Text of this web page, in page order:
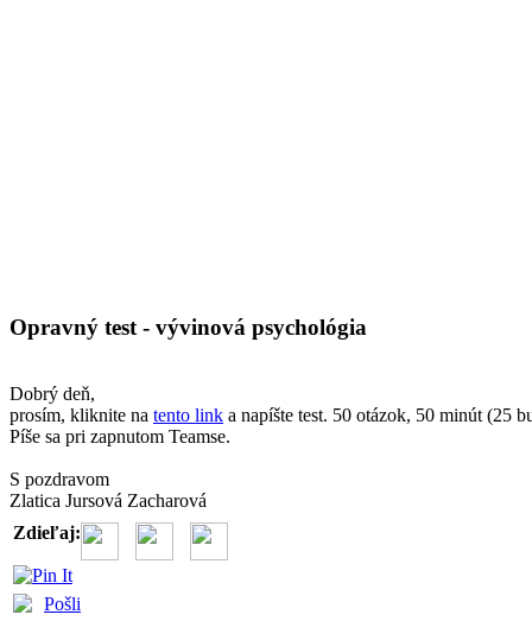
Opravný test - vývinová psychológia
Dobrý deň,
prosím, kliknite na tento link a napíšte test. 50 otázok, 50 minút (25
Píše sa pri zapnutom Teamse.
S pozdravom
Zlatica Jursová Zacharová
Zdieľaj:
Pošli